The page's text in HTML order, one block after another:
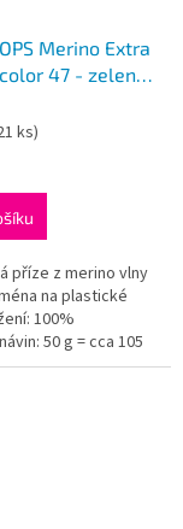
Merino Extra
47 - zelená
ks)
příze z merino vlny
na plastické
100%
50 g = cca 105
síla jehlic: 4